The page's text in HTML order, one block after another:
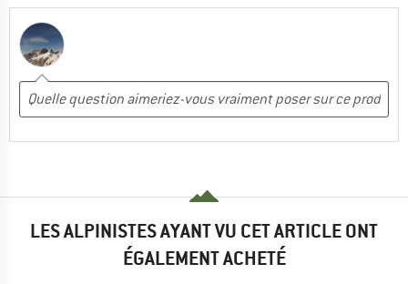
LES ALPINISTES AYANT VU CET ARTICLE ONT
ÉGALEMENT ACHETÉ